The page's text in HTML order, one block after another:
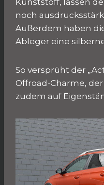
Kunststoff, lassen
noch
Außerdem haben
Ableger eine
So versprüht der
Offroad-Charme,
zudem auf